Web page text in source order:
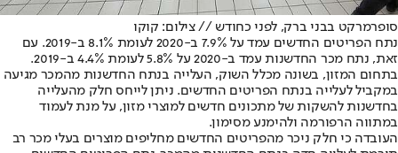
סופרמרקט בבני ברק, לפני כחודש // צילום: קוקו
נתח הפריטים החדשים עמד על 7.9% ב-2020 לעומת 8.1% ב-2019. עם
זאת, נתח מכר החדשנות עמד ב-2020 על 5.8% לעומת 4.4% ב-2019.
בתחום המזון, בשונה מכלל השוק, העלייה בנתח החדשנות מהמכר מגיעה
במקביל לעלייה בנתח הפריטים החדשים. ניתן לייחס חלק מהעלייה
בחדשנות להשקות של מתכונים חדשים למוצרי מזון, על מנת לעמוד
במתווה הרפורמה ולהימנע מסימון.
העובדה כי חלק ניכר מהפריטים החדשים מחליפים מוצרים בעלי מכר רב